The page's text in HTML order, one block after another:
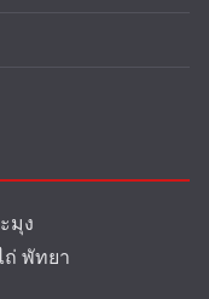
มุง
พัทยา